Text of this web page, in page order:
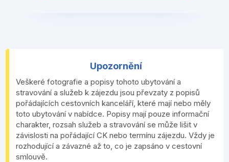
Upozornění
Veškeré fotografie a popisy tohoto ubytování a
stravování a služeb k zájezdu jsou převzaty z popisů
pořádajících cestovních kanceláří, které mají nebo měly
toto ubytování v nabídce. Popisy mají pouze informační
charakter, rozsah služeb a stravování se může lišit v
závislosti na pořádající CK nebo termínu zájezdu. Vždy je
rozhodující a závazné až to, co je zapsáno v cestovní
smlouvě.